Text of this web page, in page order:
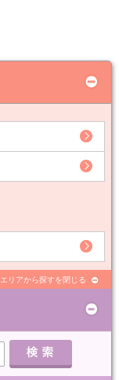
エリアから探すを閉じる